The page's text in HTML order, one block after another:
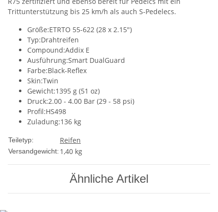
Trittunterstützung bis 25 km/h als auch S-Pedelecs.
Größe:ETRTO 55-622 (28 x 2.15")
Typ:Drahtreifen
Compound:Addix E
Ausführung:Smart DualGuard
Farbe:Black-Reflex
Skin:Twin
Gewicht:1395 g (51 oz)
Druck:2.00 - 4.00 Bar (29 - 58 psi)
Profil:HS498
Zuladung:136 kg
Teiletyp: Reifen
Versandgewicht: 1,40 kg
Ähnliche Artikel